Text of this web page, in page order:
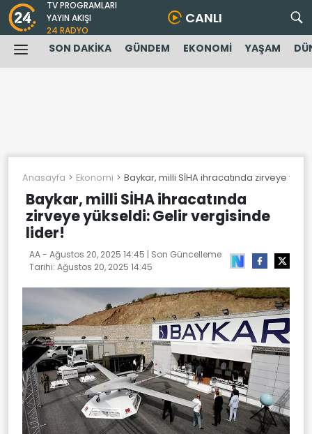
TV PROGRAMLARI
YAYIN AKIŞI
24 RADYO
CANLI
SON DAKİKA GÜNDEM EKONOMİ YAŞAM
Anasayfa Ekonomi Baykar, milli SİHA ihracatında zirveye
Baykar, milli SİHA ihracatında
zirveye yükseldi: Gelir vergisinde
lider!
AA - Ağustos 20, 2025 14:45 | Son Güncelleme
Tarihi: Ağustos 20, 2025 14:45